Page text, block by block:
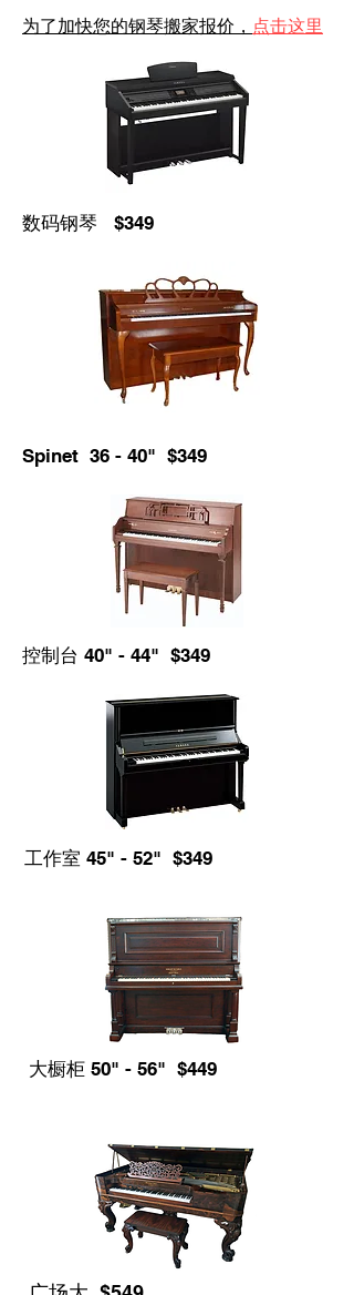
为了加快您的钢琴搬家报价， 点击这里
数码钢琴 $349
Spinet 36 - 40" $349
控制台 40" - 44" $349
工作室 45" - 52" $349
大橱柜 50" - 56" $449